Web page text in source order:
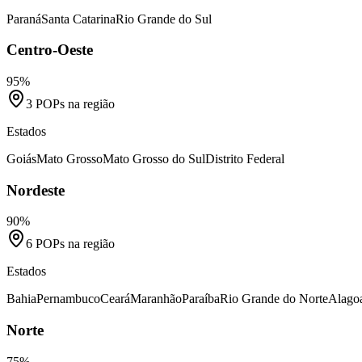
ParanáSanta CatarinaRio Grande do Sul
Centro-Oeste
95%
3 POPs na região
Estados
GoiásMato GrossoMato Grosso do SulDistrito Federal
Nordeste
90%
6 POPs na região
Estados
BahiaPernambucoCearáMaranhãoParaíbaRio Grande do Norte
Norte